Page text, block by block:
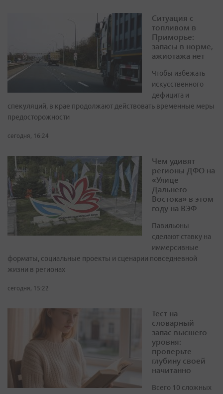
Ситуация с
топливом в
Приморье:
запасы в норме,
ажиотажа нет
Чтобы избежать
искусственного
дефицита и
спекуляций, в крае продолжают действовать временные меры
предосторожности
сегодня, 16:24
Чем удивят
регионы ДФО на
«Улице
Дальнего
Востока» в этом
году на ВЭФ
Павильоны
сделают ставку на
иммерсивные
форматы, социальные проекты и сценарии повседневной
жизни в регионах
сегодня, 15:22
Тест на
словарный
запас высшего
уровня:
проверьте
глубину своей
начитанно
Всего 10 сложных